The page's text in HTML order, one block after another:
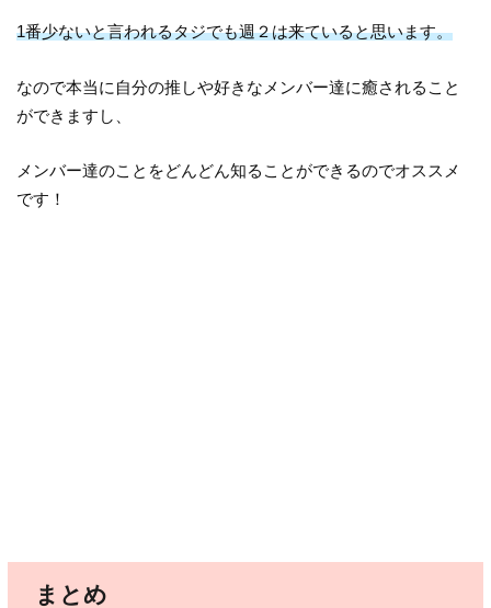
1番少ないと言われるタジでも週２は来ていると思います。
なので本当に自分の推しや好きなメンバー達に癒されること
ができますし、
メンバー達のことをどんどん知ることができるのでオススメ
です！
まとめ